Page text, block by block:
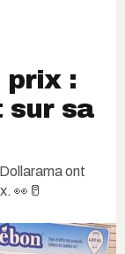
prix :
sur sa
ont
👀🥛